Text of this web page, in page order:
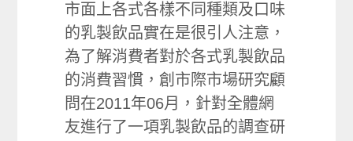
市面上各式各樣不同種類及口味
的乳製飲品實在是很引人注意，
為了解消費者對於各式乳製飲品
的消費習慣，創市際市場研究顧
問在2011年06月，針對全體網
友進行了一項乳製飲品的調查研